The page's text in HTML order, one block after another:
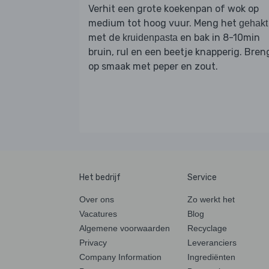
Verhit een grote koekenpan of wok op
medium tot hoog vuur. Meng het gehakt
met de kruidenpasta en bak in 8-10min
bruin, rul en een beetje knapperig.
op smaak met peper en zout.
Het bedrijf
Over ons
Vacatures
Algemene voorwaarden
Privacy
Company Information
Service
Zo werkt het
Blog
Recyclage
Leveranciers
Ingrediënten